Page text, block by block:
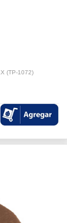
(TP-1072)